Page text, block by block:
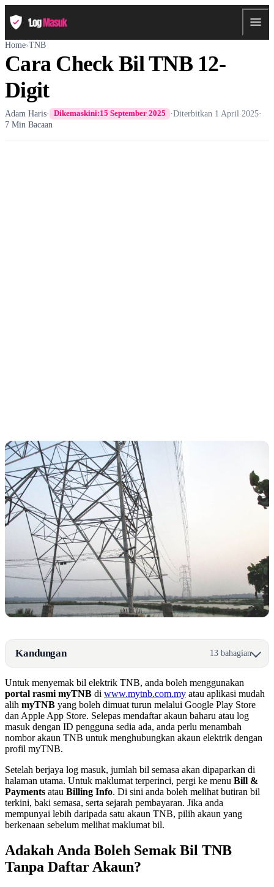
Home›TNB
Cara Check Bil TNB 12-
Digit
Adam Haris· Dikemaskini:15 September 2025 ·Diterbitkan 1 April 2025·
7 Min Bacaan
Kandungan 13 bahagian
Untuk menyemak bil elektrik TNB, anda boleh menggunakan
portal rasmi myTNB di www.mytnb.com.my atau aplikasi mudah
alih myTNB yang boleh dimuat turun melalui Google Play Store
dan Apple App Store. Selepas mendaftar akaun baharu atau log
masuk dengan ID pengguna sedia ada, anda perlu menambah
nombor akaun TNB untuk menghubungkan akaun elektrik dengan
profil myTNB.
Setelah berjaya log masuk, jumlah bil semasa akan dipaparkan di
halaman utama. Untuk maklumat terperinci, pergi ke menu Bill &
Payments atau Billing Info. Di sini anda boleh melihat butiran bil
terkini, baki semasa, serta sejarah pembayaran. Jika anda
mempunyai lebih daripada satu akaun TNB, pilih akaun yang
berkenaan sebelum melihat maklumat bil.
Adakah Anda Boleh Semak Bil TNB
Tanpa Daftar Akaun?